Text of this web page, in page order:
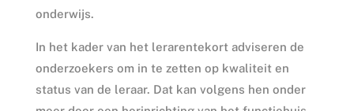
onderwijs.
In het kader van het lerarentekort adviseren de
onderzoekers om in te zetten op kwaliteit en
status van de leraar. Dat kan volgens hen onder